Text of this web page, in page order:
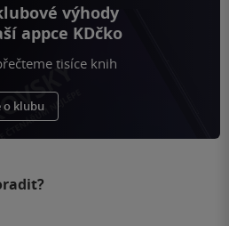
výhody
appce KDčko
tisíce knih
o klubu